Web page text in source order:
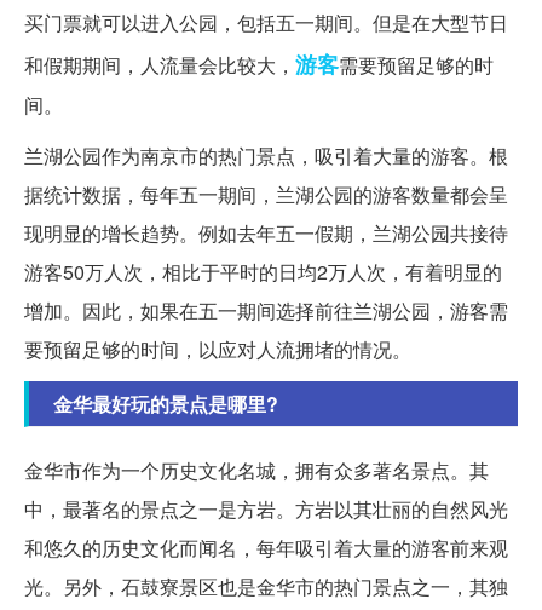
买门票就可以进入公园，包括五一期间。但是在大型节日
和假期期间，人流量会比较大， 游客需要预留足够的时
间。
兰湖公园作为南京市的热门景点，吸引着大量的游客。根
据统计数据，每年五一期间，兰湖公园的游客数量都会呈
现明显的增长趋势。例如去年五一假期，兰湖公园共接待
游客50万人次，相比于平时的日均2万人次，有着明显的
增加。因此，如果在五一期间选择前往兰湖公园，游客需
要预留足够的时间，以应对人流拥堵的情况。
金华最好玩的景点是哪里?
金华市作为一个历史文化名城，拥有众多著名景点。其
中，最著名的景点之一是方岩。方岩以其壮丽的自然风光
和悠久的历史文化而闻名，每年吸引着大量的游客前来观
光。另外，石鼓寮景区也是金华市的热门景点之一，其独